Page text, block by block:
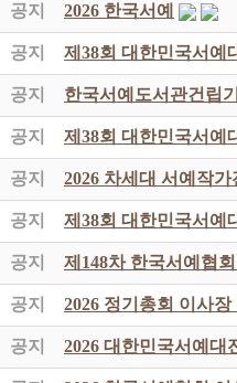
공지 2026 한국서예
공지 제38회 대한민국서예
공지 한국서예도서관건립
공지 제38회 대한민국서예
공지 2026 차세대 서예작
공지 제38회 대한민국서예
공지 제148차 한국서예협
공지 2026 정기총회 이사
공지 2026 대한민국서예대